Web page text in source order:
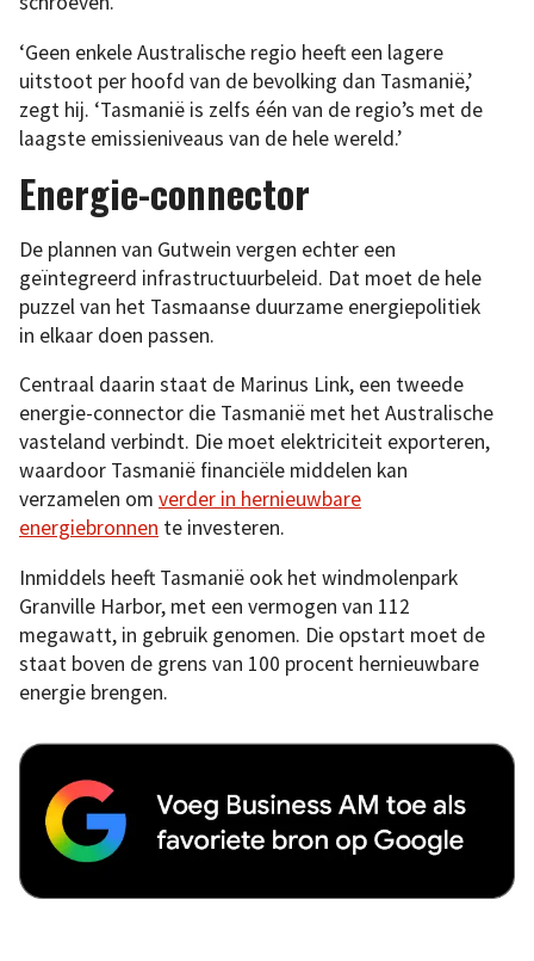
‘Geen enkele Australische regio heeft een lagere
uitstoot per hoofd van de bevolking dan Tasmanië,’
zegt hij. ‘Tasmanië is zelfs één van de regio’s met de
laagste emissieniveaus van de hele wereld.’
Energie-connector
De plannen van Gutwein vergen echter een
geïntegreerd infrastructuurbeleid. Dat moet de hele
puzzel van het Tasmaanse duurzame energiepolitiek
in elkaar doen passen.
Centraal daarin staat de Marinus Link, een tweede
energie-connector die Tasmanië met het Australische
vasteland verbindt. Die moet elektriciteit exporteren,
waardoor Tasmanië financiële middelen kan
verzamelen om verder in hernieuwbare
energiebronnen te investeren.
Inmiddels heeft Tasmanië ook het windmolenpark
Granville Harbor, met een vermogen van 112
megawatt, in gebruik genomen. Die opstart moet de
staat boven de grens van 100 procent hernieuwbare
energie brengen.